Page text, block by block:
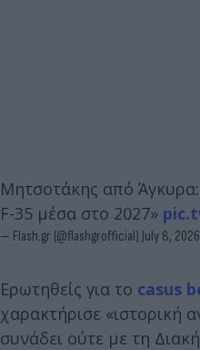
Μητσοτάκης από Άγκυρα:
F-35 μέσα στο 2027»
— Flash.gr (@flashgrofficial) July 8, 2026
Ερωτηθείς για το casus
χαρακτήρισε «ιστορική
συνάδει ούτε με τη